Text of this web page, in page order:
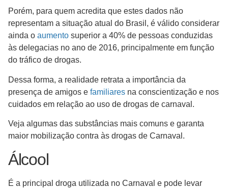
Porém, para quem acredita que estes dados não
representam a situação atual do Brasil, é válido considerar
ainda o aumento superior a 40% de pessoas conduzidas
às delegacias no ano de 2016, principalmente em função
do tráfico de drogas.
Dessa forma, a realidade retrata a importância da
presença de amigos e familiares na conscientização e nos
cuidados em relação ao uso de drogas de carnaval.
Veja algumas das substâncias mais comuns e garanta
maior mobilização contra às drogas de Carnaval.
Álcool
É a principal droga utilizada no Carnaval e pode levar